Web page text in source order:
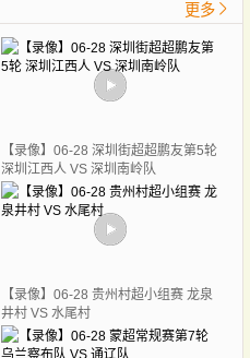
更多
【录像】06-28 深圳街超超鹏友第5轮
深圳江西人 VS 深圳南岭队
【录像】06-28 贵州村超小组赛 龙泉
井村 VS 水尾村